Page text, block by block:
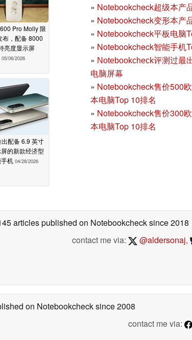
» Notebookcheck超级本产
» Notebookcheck变形本产
» Notebookcheck平板电脑
» Notebookcheck智能手机
» Notebookcheck评测过最
电脑屏幕
» Notebookcheck售价500
本电脑Top 10排名
» Notebookcheck售价300
本电脑Top 10排名
Pro Molly 限
布，配备 8000
亮度显示屏
05/06/2026
配备 6.9 英寸
的新款经济型
机 04/28/2026
articles published on Notebookchecksince 2018
contact me via:
@aldersonaj,
on Notebookchecksince 2008
contact me via: